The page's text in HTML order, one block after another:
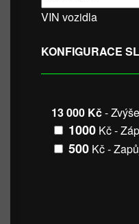
VIN vozidla
KONFIGURACE
13 000 Kč-
1000 Kč -
500 Kč -